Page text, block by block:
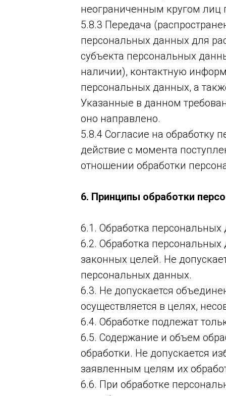
неограниченным кругом лиц
5.8.3 Передача
персональных данных для
субъекта персональных
наличии), контактную
персональных данных, а
Указанные в данном
оно направлено.
5.8.4 Согласие на обработку
действие с момента
отношении обработки
6. Принципы обработки
6.1. Обработка
6.2. Обработка
законных целей. Не
персональных данных.
6.3. Не допускается
осуществляется в целях,
6.4. Обработке подлежат
6.5. Содержание и объем
обработки. Не допускается
заявленным целям их
6.6. При обработке